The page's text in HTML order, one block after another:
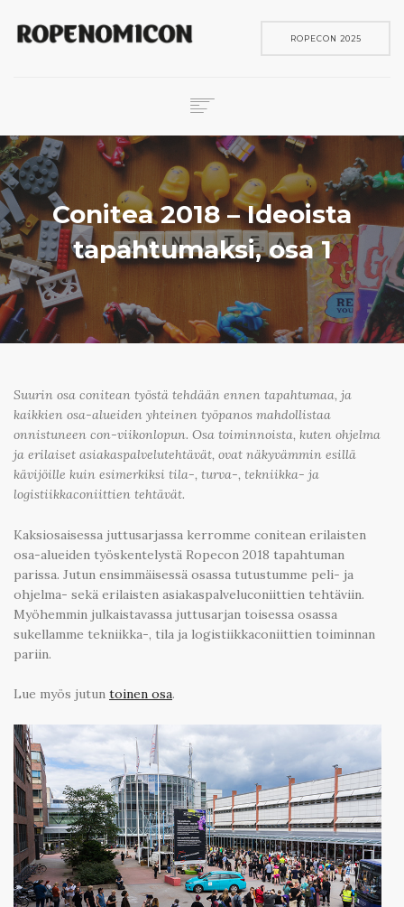
ROPECON 2025
ROPECON
SKENE
PELIT
IN ENGLISH
SEARCH
Conitea 2018 – Ideoista
tapahtumaksi, osa 1
Suurin osa conitean työstä tehdään ennen tapahtumaa, ja
kaikkien osa-alueiden yhteinen työpanos mahdollistaa
onnistuneen con-viikonlopun. Osa toiminnoista, kuten ohjelma
ja erilaiset asiakaspalvelutehtävät, ovat näkyvämmin esillä
kävijöille kuin esimerkiksi tila-, turva-, tekniikka- ja
logistiikkaconiittien tehtävät.
Kaksiosaisessa juttusarjassa kerromme conitean erilaisten
osa-alueiden työskentelystä Ropecon 2018 tapahtuman
parissa. Jutun ensimmäisessä osassa tutustumme peli- ja
ohjelma- sekä erilaisten asiakaspalveluconiittien tehtäviin.
Myöhemmin julkaistavassa juttusarjan toisessa osassa
sukellamme tekniikka-, tila ja logistiikkaconiittien toiminnan
pariin.
Lue myös jutun toinen osa.